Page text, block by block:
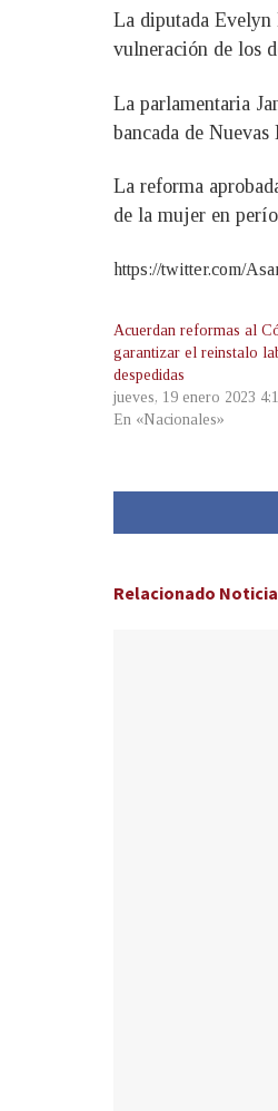
La diputada Evelyn
vulneración de los
La parlamentaria
bancada de
La reforma
de la mujer en
https://twitter.com/
Acuerdan reformas al
garantizar el reinstalo
despedidas
jueves, 19 enero 2023
En «Nacionales»
Relacionado